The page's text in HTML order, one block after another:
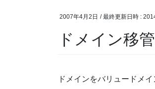
2007年4月2日 / 最終更新日時 :
ドメイン移
ドメインをバリュードメイ